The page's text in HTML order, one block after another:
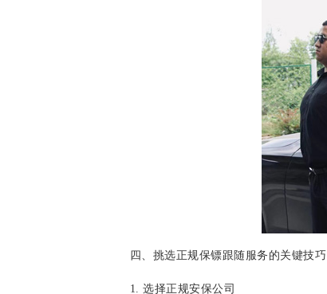
四、挑选正规保镖跟随服务的关键技巧
1. 选择正规安保公司